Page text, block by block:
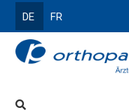
DE FR